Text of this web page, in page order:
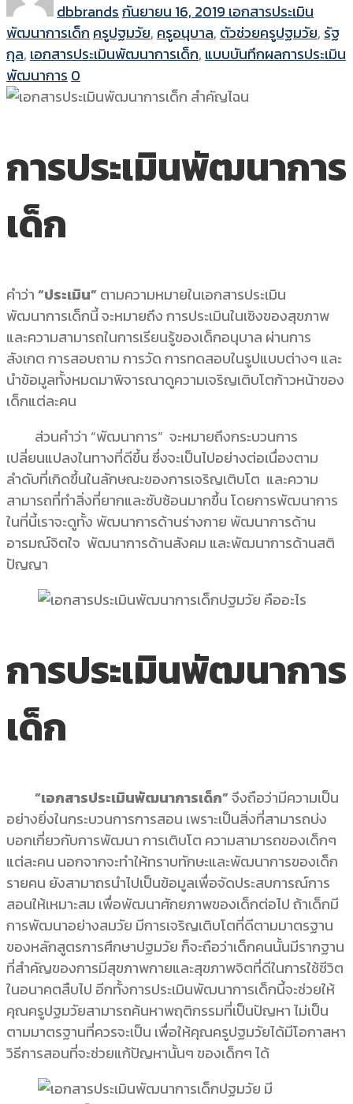
dbbrandsกันยายน 16, 2019 เอกสารประเมิน
พัฒนาการเด็ก ครูปฐมวัย, ครูอนุบาล, ตัวช่วยครูปฐมวัย, รัฐ
กุล, เอกสารประเมินพัฒนาการเด็ก, แบบบันทึกผลการประเมิน
พัฒนาการ 0
การประเมินพัฒนาการ
เด็ก
คำว่า“ประเมิน” ตามความหมายในเอกสารประเมิน
พัฒนาการเด็กนี้ จะหมายถึง การประเมินในเชิงของสุขภาพ
และความสามารถในการเรียนรู้ของเด็กอนุบาล ผ่านการ
สังเกต การสอบถาม การวัด การทดสอบในรูปแบบต่างๆ และ
นำข้อมูลทั้งหมดมาพิจารณาดูความเจริญเติบโตก้าวหน้าของ
เด็กแต่ละคน
ส่วนคำว่า “พัฒนาการ” จะหมายถึงกระบวนการ
เปลี่ยนแปลงในทางที่ดีขึ้น ซึ่งจะเป็นไปอย่างต่อเนื่องตาม
ลำดับที่เกิดขึ้นในลักษณะของการเจริญเติบโต และความ
สามารถที่ทำสิ่งที่ยากและซับซ้อนมากขึ้น โดยการพัฒนาการ
ในที่นี้เราจะดูทั้ง พัฒนาการด้านร่างกาย พัฒนาการด้าน
อารมณ์จิตใจ พัฒนาการด้านสังคม และพัฒนาการด้านสติ
ปัญญา
การประเมินพัฒนาการ
เด็ก
“เอกสารประเมินพัฒนาการเด็ก”จึงถือว่ามีความเป็น
อย่างยิ่งในกระบวนการการสอน เพราะเป็นสิ่งที่สามารถบ่ง
บอกเกี่ยวกับการพัฒนา การเติบโต ความสามารถของเด็กๆ
แต่ละคน นอกจากจะทำให้ทราบทักษะและพัฒนาการของเด็ก
รายคน ยังสามาถรนำไปเป็นข้อมูลเพื่อจัดประสบการณ์การ
สอนให้เหมาะสม เพื่อพัฒนาศักยภาพของเด็กต่อไป ถ้าเด็กมี
การพัฒนาอย่างสมวัย มีการเจริญเติบโตที่ดีตามมาตรฐาน
ของหลักสูตรการศึกษาปฐมวัย ก็จะถือว่าเด็กคนนั้นมีรากฐาน
ที่สำคัญของการมีสุขภาพกายและสุขภาพจิตที่ดีในการใช้ชีวิต
ในอนาคตสืบไป อีกทั้งการประเมินพัฒนาการเด็กนี้จะช่วยให้
คุณครูปฐมวัยสามารถค้นหาพฤติกรรมที่เป็นปัญหา ไม่เป็น
ตามมาตรฐานที่ควรจะเป็น เพื่อให้คุณครูปฐมวัยได้มีโอกาสหา
วิธีการสอนที่จะช่วยแก้ปัญหานั้นๆ ของเด็กๆ ได้